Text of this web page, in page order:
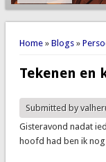
You are here
Home» Blogs»
Tekenen en
Submitted by
Gisteravond nadat
hoofd had ben ik